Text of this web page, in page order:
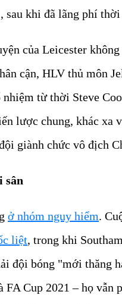
sau khi đã lãng phí
của Leicester
cận, HLV thủ môn
nhiệm từ thời Steve
lược chung, khác xa
giành chức vô địch
sân
ở nhóm nguy hiểm.
liệt, trong khi
đội bóng "mới thăng
FA Cup 2021 – họ vẫn